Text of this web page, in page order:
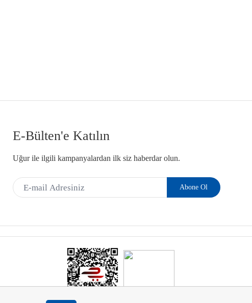
E-Bülten'e Katılın
Uğur ile ilgili kampanyalardan ilk siz haberdar olun.
Abone Ol